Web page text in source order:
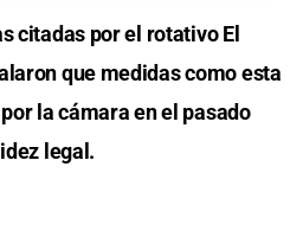
citadas por el rotativo El
que medidas como esta
la cámara en el pasado
legal.